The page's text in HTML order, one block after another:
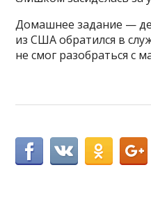
Домашнее задание —
из США обратился в
не смог разобраться с